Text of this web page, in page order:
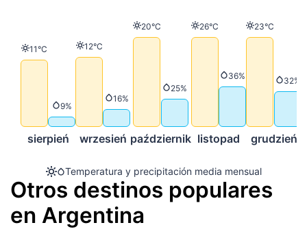
Temperatura y precipitación media mensual
sierpień
Temperatura
11°C
Precipitación
9%
wrzesień
Temperatura
12°C
Precipitación
16%
październik
Temperatura
20°C
Precipitación
25%
listopad
Temperatura
26°C
Precipitación
36%
grudzień
Temperatura
23°C
32%
Otros destinos populares
en Argentina